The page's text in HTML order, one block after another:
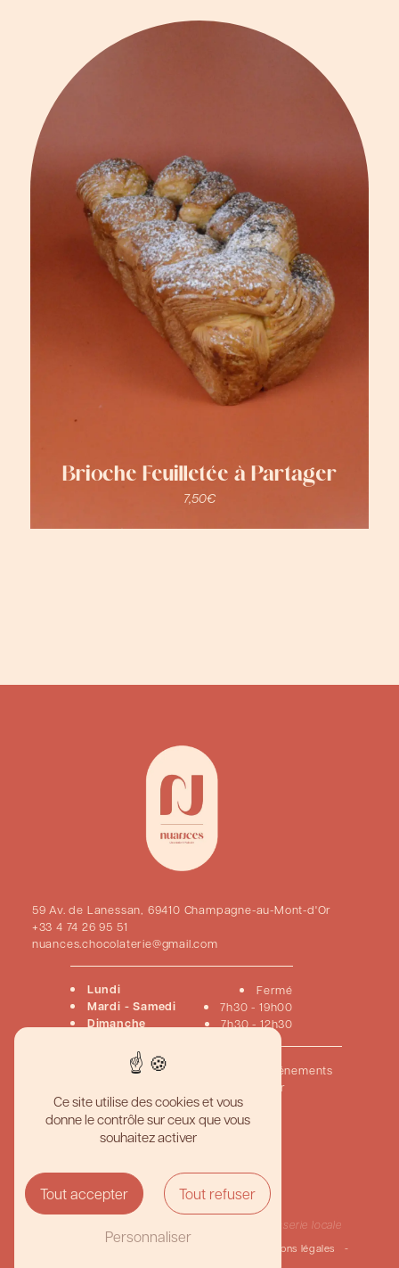
7,50€
Brioche Feuilletée à Partager
59 Av. de Lanessan, 69410 Champagne-au-Mont-d'Or
+33 4 74 26 95 51
nuances.chocolaterie@gmail.com
Lundi Fermé
Mardi - Samedi 7h30 - 19h00
Dimanche 7h30 - 12h30
PâtisseriesChocolats
Événements
Nous contacter
Pâtisserie artisanale haut de gamme
Meilleur gâteau personnalisé
Pâtisserie traditionnelle française
Chocolaterie artisanale de qualité
Création de desserts sur mesure
Pâtisserie et chocolaterie fine
Pâtisserie locale
Mentions légales
-
Ce site utilise des cookies et vous
donne le contrôle sur ceux que vous
souhaitez activer
Tout accepter Tout refuser
Personnaliser